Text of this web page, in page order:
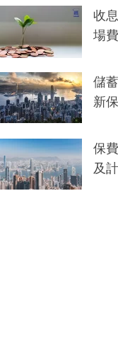
y及
收
場
儲
新
保
及